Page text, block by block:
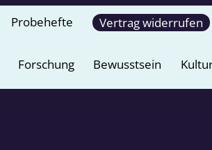
Probehefte Vertrag widerrufen
Forschung Bewusstsein